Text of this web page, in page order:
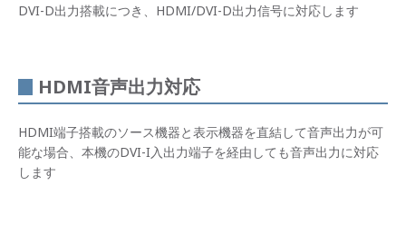
DVI-D出力搭載につき、HDMI/DVI-D出力信号に対応します
HDMI音声出力対応
HDMI端子搭載のソース機器と表示機器を直結して音声出力が可
能な場合、本機のDVI-I入出力端子を経由しても音声出力に対応
します